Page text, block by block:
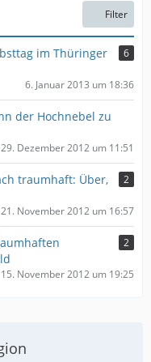
Filter
im Thüringer
6
6. Januar 2013 um 18:36
der Hochnebel zu
29. Dezember 2012 um 11:51
traumhaft: Über,
2
21. November 2012 um 16:57
2
15. November 2012 um 19:25